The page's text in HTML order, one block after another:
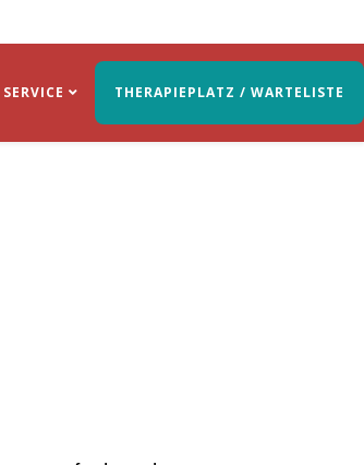
SERVICE THERAPIEPLATZ / WARTELISTE